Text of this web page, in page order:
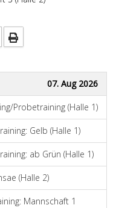
07. Aug 2026
Probetraining (Halle 1)
Gelb (Halle 1)
ab Grün (Halle 1)
(Halle 2)
Mannschaft 1